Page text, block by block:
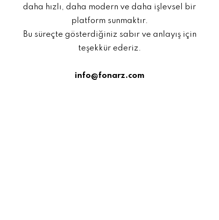
daha hızlı, daha modern ve daha işlevsel bir
platform sunmaktır.
Bu süreçte gösterdiğiniz sabır ve anlayış için
teşekkür ederiz.
info@fonarz.com